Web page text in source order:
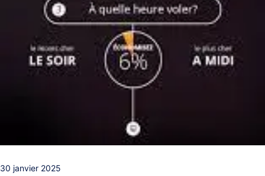
30 janvier 2025